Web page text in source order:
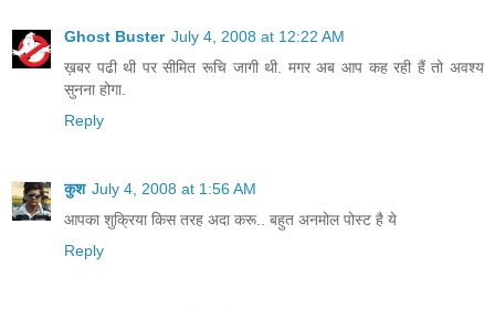
Ghost Buster July 4, 2008 at 12:22 AM
ख़बर पढी थी पर सीमित रूचि जागी थी. मगर अब आप कह रही हैं तो अवश्य
सुनना होगा.
Reply
कुश July 4, 2008 at 1:56 AM
आपका शुक्रिया किस तरह अदा करू.. बहुत अनमोल पोस्ट है ये
Reply